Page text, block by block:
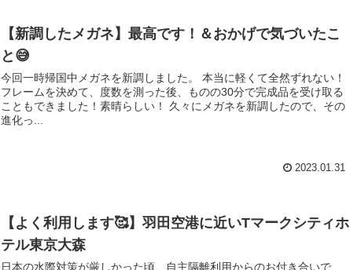
【新調したメガネ】最高です！＆おかげで気づいたこ
と😅
今回一時帰国中メガネを新調しました。 本当に軽くて全然ずれない！
フレームを決めて、度数を測った後、ものの30分で完成品を受け取る
こともできました！素晴らしい！ 久々にメガネを新調したので、その
進化っ...
2023.01.31
【よく利用します🥰】羽田空港に近いTマークシティホ
テル東京大森
日本の水際対策が厳しかった頃、自主隔離利用からのお付き合いで